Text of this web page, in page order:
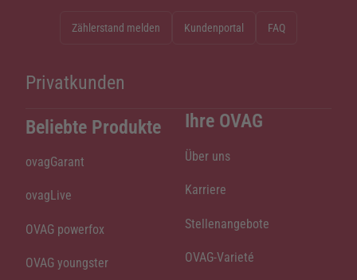
Zählerstand melden Kundenportal FAQ
Privatkunden
Beliebte Produkte
ovagGarant
ovagLive
OVAG powerfox
OVAG youngster
Ihre OVAG
Über uns
Karriere
Stellenangebote
OVAG-Varieté